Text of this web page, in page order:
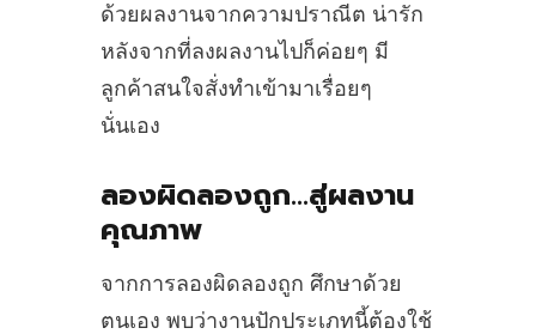
ด้วยผลงานจากความปราณีต น่ารัก
หลังจากที่ลงผลงานไปก็ค่อยๆ มี
ลูกค้าสนใจสั่งทำเข้ามาเรื่อยๆ
นั่นเอง
ลองผิดลองถูก…สู่ผลงาน
คุณภาพ
จากการลองผิดลองถูก ศึกษาด้วย
ตนเอง พบว่างานปักประเภทนี้ต้องใช้